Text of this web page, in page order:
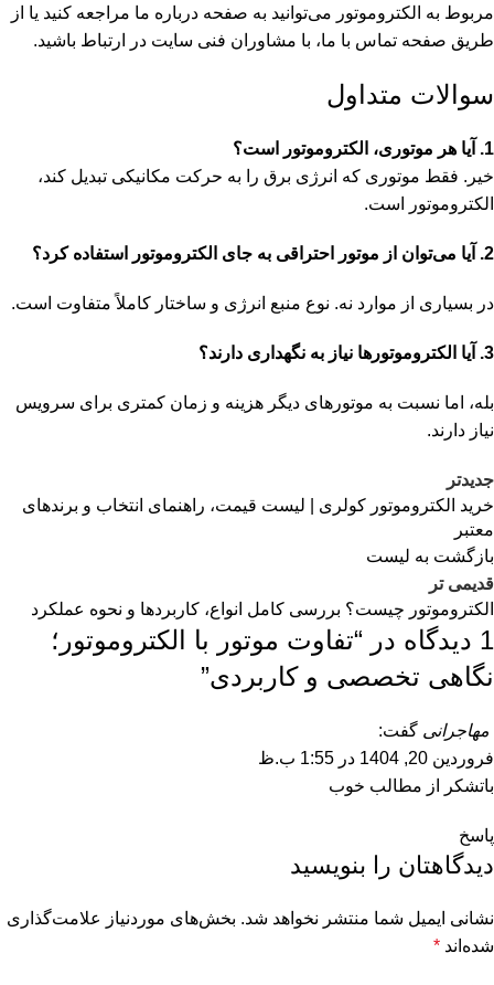
مربوط به الکتروموتور می‌توانید به صفحه درباره ما مراجعه کنید یا از
طریق صفحه تماس با ما، با مشاوران فنی سایت در ارتباط باشید.
سوالات متداول
1. آیا هر موتوری، الکتروموتور است؟
خیر. فقط موتوری که انرژی برق را به حرکت مکانیکی تبدیل کند،
الکتروموتور است.
2. آیا می‌توان از موتور احتراقی به جای الکتروموتور استفاده کرد؟
در بسیاری از موارد نه. نوع منبع انرژی و ساختار کاملاً متفاوت است.
3. آیا الکتروموتورها نیاز به نگهداری دارند؟
بله، اما نسبت به موتورهای دیگر هزینه و زمان کمتری برای سرویس
نیاز دارند.
جدیدتر
خرید الکتروموتور کولری | لیست قیمت، راهنمای انتخاب و برندهای
معتبر
بازگشت به لیست
قدیمی تر
الکتروموتور چیست؟ بررسی کامل انواع، کاربردها و نحوه عملکرد
1 دیدگاه در “
تفاوت موتور با الکتروموتور؛
نگاهی تخصصی و کاربردی”
مهاجرانی گفت:
فروردین 20, 1404 در 1:55 ب.ظ
باتشکر از مطالب خوب
پاسخ
دیدگاهتان را بنویسید
نشانی ایمیل شما منتشر نخواهد شد. بخش‌های موردنیاز علامت‌گذاری
شده‌اند *